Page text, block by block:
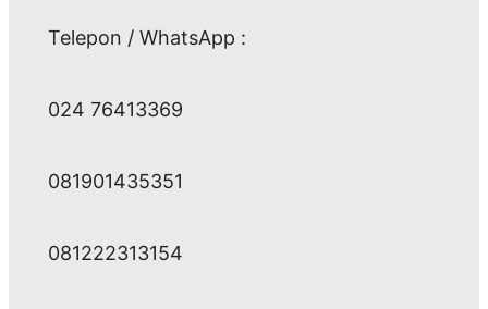
Telepon / WhatsApp :
024 76413369
081901435351
081222313154